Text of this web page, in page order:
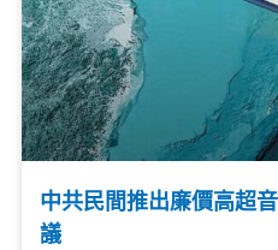
中共民間推出廉價高超
議